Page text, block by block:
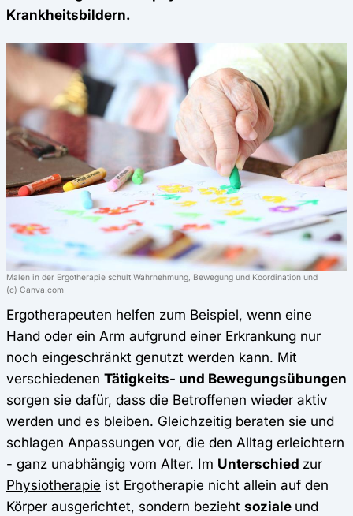
Krankheitsbildern.
Malen in der Ergotherapie schult Wahrnehmung, Bewegung und Koordination und
(c) Canva.com
Ergotherapeuten helfen zum Beispiel, wenn eine
Hand oder ein Arm aufgrund einer Erkrankung nur
noch eingeschränkt genutzt werden kann. Mit
verschiedenen Tätigkeits- und Bewegungsübungen
sorgen sie dafür, dass die Betroffenen wieder aktiv
werden und es bleiben. Gleichzeitig beraten sie und
schlagen Anpassungen vor, die den Alltag erleichtern
- ganz unabhängig vom Alter. Im Unterschied zur
Physiotherapie ist Ergotherapie nicht allein auf den
Körper ausgerichtet, sondern bezieht soziale und